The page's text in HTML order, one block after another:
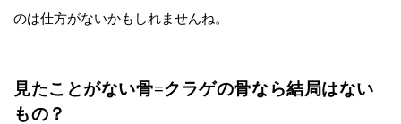
のは仕方がないかもしれませんね。
見たことがない骨=クラゲの骨なら結局はない
もの？